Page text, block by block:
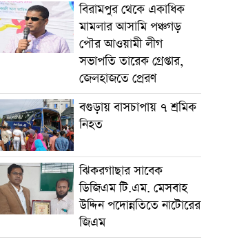
বিরামপুর থেকে একাধিক
মামলার আসামি পঞ্চগড়
পৌর আওয়ামী লীগ
সভাপতি তারেক গ্রেপ্তার,
জেলহাজতে প্রেরণ
বগুড়ায় বাসচাপায় ৭ শ্রমিক
নিহত
ঝিকরগাছার সাবেক
ডিজিএম টি.এম. মেসবাহ
উদ্দিন পদোন্নতিতে নাটোরের
জিএম